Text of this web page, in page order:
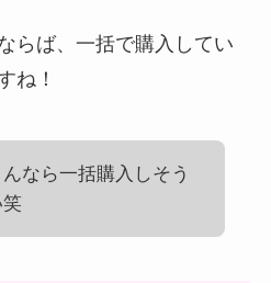
らば、一括で購入してい
ね！
なら一括購入しそう